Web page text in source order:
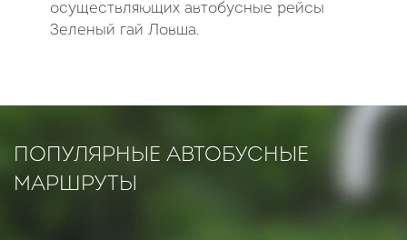
осуществляющих автобусные рейсы
Зеленый гай Ловша.
ПОПУЛЯРНЫЕ АВТОБУСНЫЕ
МАРШРУТЫ